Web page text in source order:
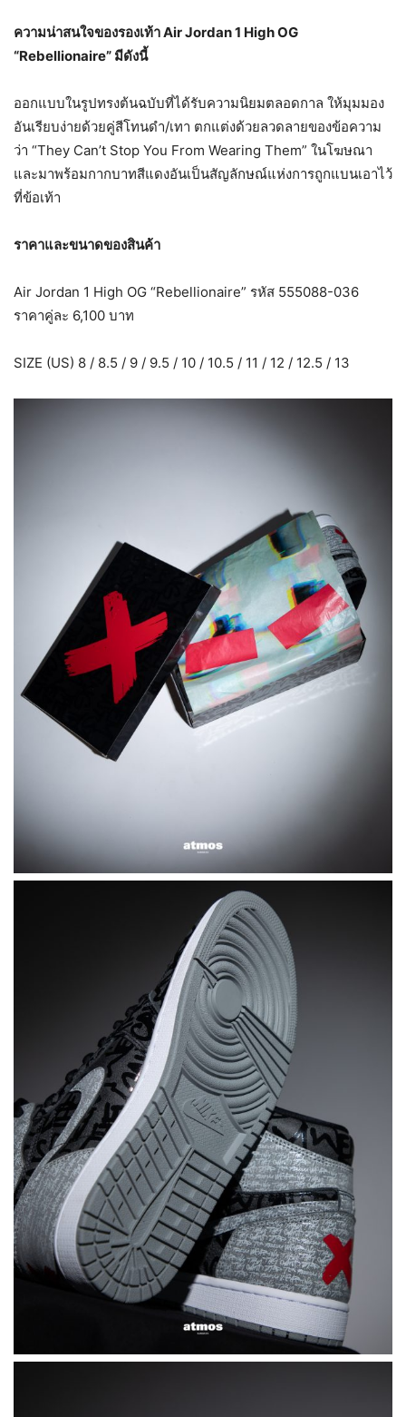
ความน่าสนใจของรองเท้าAir Jordan1 High OG
“Rebellionaire” มีดังนี้
ออกแบบในรูปทรงต้นฉบับที่ได้รับความนิยมตลอดกาล ให้มุมมอง
อันเรียบง่ายด้วยคู่สีโทนดำ/เทา ตกแต่งด้วยลวดลายของข้อความ
ว่า “They Can’t Stop You From Wearing Them” ในโฆษณา
และมาพร้อมกากบาทสีแดงอันเป็นสัญลักษณ์แห่งการถูกแบนเอาไว้
ที่ข้อเท้า
ราคาและขนาดของสินค้า
Air Jordan 1 High OG “Rebellionaire” รหัส 555088-036
ราคาคู่ละ 6,100 บาท
SIZE (US) 8 / 8.5 / 9 / 9.5 / 10 / 10.5 / 11 / 12 / 12.5 / 13